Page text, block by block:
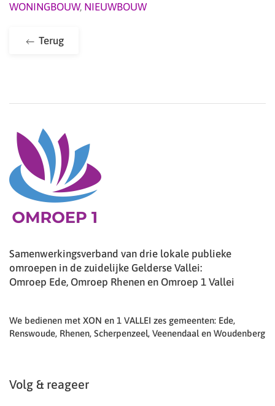
WONINGBOUW, NIEUWBOUW
Terug
Samenwerkingsverband van drie lokale publieke
omroepen in de zuidelijke Gelderse Vallei:
Omroep Ede, Omroep Rhenen en Omroep 1 Vallei
We bedienen met XON en 1 VALLEI zes gemeenten: Ede,
Renswoude, Rhenen, Scherpenzeel, Veenendaal en Woudenberg
Volg & reageer